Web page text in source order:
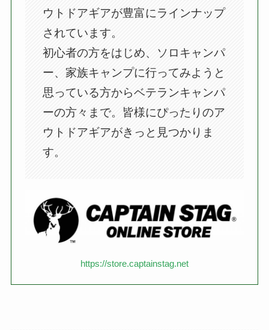
ウトドアギアが豊富にラインナップ
されています。
初心者の方をはじめ、ソロキャンパ
ー、家族キャンプに行ってみようと
思っている方からベテランキャンパ
ーの方々まで。皆様にぴったりのア
ウトドアギアがきっと見つかりま
す。
https://store.captainstag.net